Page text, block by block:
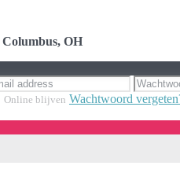
Columbus, OH
Online blijven Wachtwoord